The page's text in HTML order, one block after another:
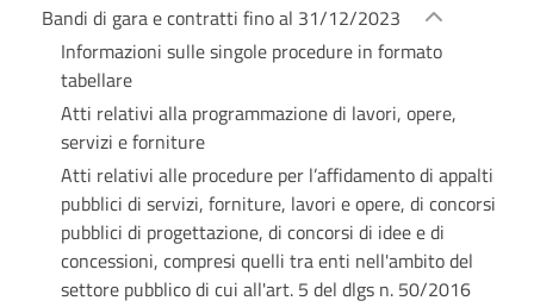
Bandi di gara e contratti fino al 31/12/2023
Informazioni sulle singole procedure in formato
tabellare
Atti relativi alla programmazione di lavori, opere,
servizi e forniture
Atti relativi alle procedure per l’affidamento di appalti
pubblici di servizi, forniture, lavori e opere, di concorsi
pubblici di progettazione, di concorsi di idee e di
concessioni, compresi quelli tra enti nell'ambito del
settore pubblico di cui all'art. 5 del dlgs n. 50/2016